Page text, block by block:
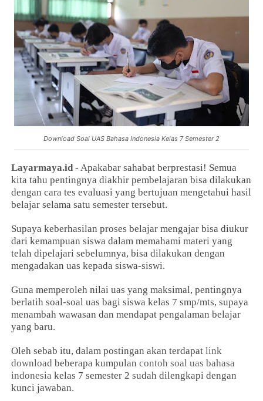
Download Soal UAS Bahasa Indonesia Kelas 7 Semester 2
Layarmaya.id- Apakabar sahabat berprestasi! Semua
kita tahu pentingnya diakhir pembelajaran bisa dilakukan
dengan cara tes evaluasi yang bertujuan mengetahui hasil
belajar selama satu semester tersebut.
Supaya keberhasilan proses belajar mengajar bisa diukur
dari kemampuan siswa dalam memahami materi yang
telah dipelajari sebelumnya, bisa dilakukan dengan
mengadakan uas kepada siswa-siswi.
Guna memperoleh nilai uas yang maksimal, pentingnya
berlatih soal-soal uas bagi siswa kelas 7 smp/mts, supaya
menambah wawasan dan mendapat pengalaman belajar
yang baru.
Oleh sebab itu, dalam postingan akan terdapatlink
download beberapa kumpulancontoh soal uas bahasa
indonesia kelas 7 semester 2 sudah dilengkapi dengan
kunci jawaban.